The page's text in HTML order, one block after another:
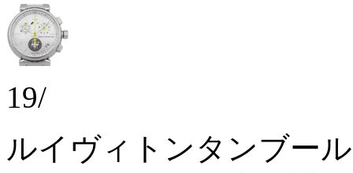
19/
ルイヴィトンタンブー